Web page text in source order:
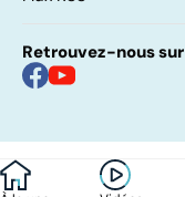
Retrouvez-nous sur